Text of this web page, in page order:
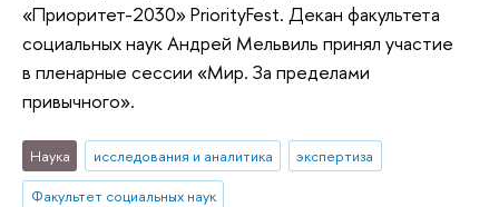
«Приоритет-2030» PriorityFest. Декан факультета
социальных наук Андрей Мельвиль принял участие
в пленарные сессии «Мир. За пределами
привычного».
Наука исследования и аналитика
экспертиза
Факультет социальных наук